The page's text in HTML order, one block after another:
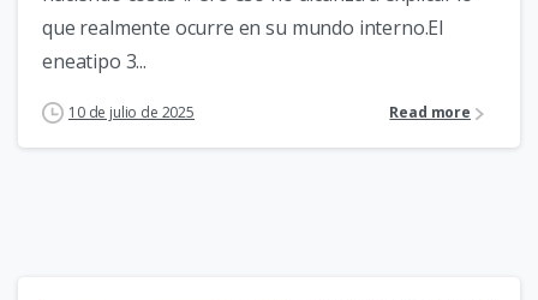
que realmente ocurre en su mundo interno.El
eneatipo 3...
10 de julio de 2025 Read more